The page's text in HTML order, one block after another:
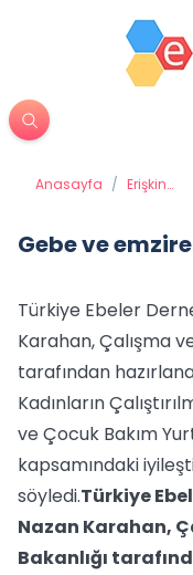
Anasayfa / Erişkin
Gebe ve
Türkiye Ebeler
Karahan, Çalışma
tarafından
Kadınların
ve Çocuk Bakım
kapsamındaki
söyledi.Türkiye
Nazan Karahan,
Bakanlığı